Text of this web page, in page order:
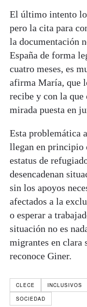
El último intento lo
pero la cita para
la documentación
España de forma
cuatro meses, es
afirma María, que
recibe y con la
mirada puesta en
Esta problemática
llegan en principio
estatus de
desencadenan
sin los apoyos
afectados a la
o esperar a
situación no es
migrantes en
reconoce Giner.
CLECE INCLUSIVOS
SOCIEDAD